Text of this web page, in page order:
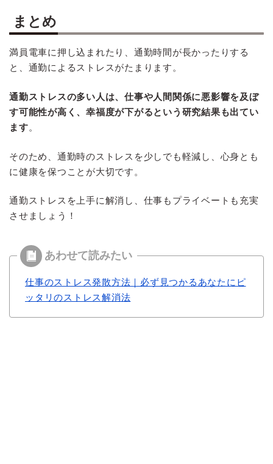
まとめ
満員電車に押し込まれたり、通勤時間が長かったりする
と、通勤によるストレスがたまります。
通勤ストレスの多い人は、仕事や人間関係に悪影響を及ぼ
す可能性が高く、幸福度が下がるという研究結果も出てい
ます。
そのため、通勤時のストレスを少しでも軽減し、心身とも
に健康を保つことが大切です。
通勤ストレスを上手に解消し、仕事もプライベートも充実
させましょう！
仕事のストレス発散方法｜必ず見つかるあなたにピ
ッタリのストレス解消法